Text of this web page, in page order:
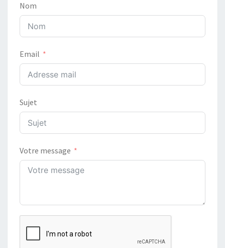
Nom
Email
Sujet
Votre message